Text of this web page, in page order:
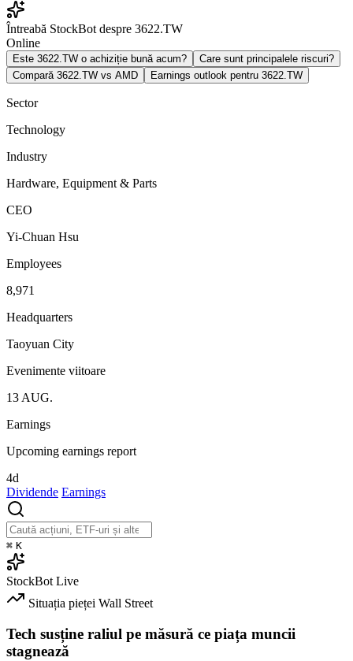
Întreabă StockBot despre 3622.TW
Online
Este 3622.TW o achiziție bună acum?
Care sunt principalele riscuri?
Compară 3622.TW vs AMD
Earnings outlook pentru 3622.TW
Sector
Technology
Industry
Hardware, Equipment & Parts
CEO
Yi-Chuan Hsu
Employees
8,971
Headquarters
Taoyuan City
Evenimente viitoare
13 AUG.
Earnings
Upcoming earnings report
4d
Dividende Earnings
⌘ K
StockBot Live
Situația pieței Wall Street
Tech susține raliul pe măsură ce piața muncii
stagnează